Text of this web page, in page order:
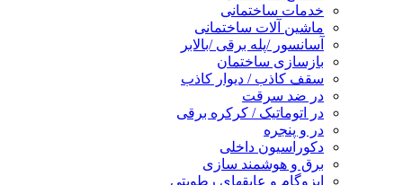
خدمات ساختمانی
ماشین آلات ساختمانی
آسانسور /پله برقی /بالابر
بازسازی ساختمان
سقف کاذب / دیوار کاذب
در ضد سرقت
در اتوماتیک / کرکره برقی
در و پنجره
دکوراسیون داخلی
برق و هوشمند سازی
ایزوگام و عایقهای رطوبتی